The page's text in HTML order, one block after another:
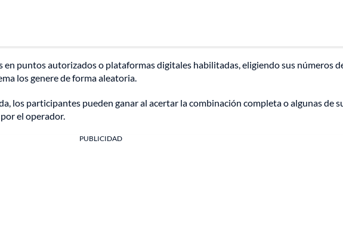
en puntos autorizados o plataformas digitales habilitadas, eligiendo sus números
los genere de forma aleatoria.
los participantes pueden ganar al acertar la combinación completa o algunas de
el operador.
PUBLICIDAD